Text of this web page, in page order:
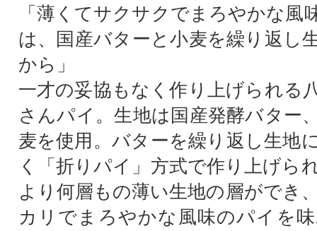
「薄くてサクサクでまろやかな風
は、国産バターと小麦を繰り返し
から」
一才の妥協もなく作り上げられる
さんパイ。生地は国産発酵バター
麦を使用。バターを繰り返し生地
く「折りパイ」方式で作り上げら
より何層もの薄い生地の層ができ
カリでまろやかな風味のパイを